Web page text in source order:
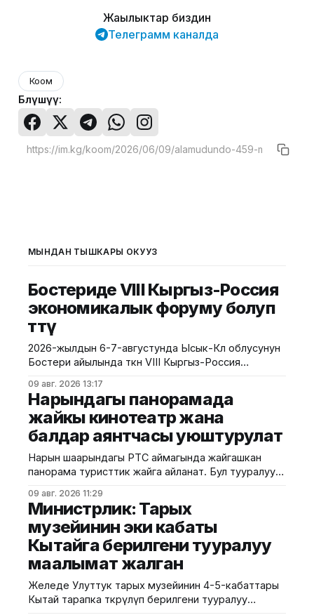
Жаңылыктар биздин
Телеграмм каналда
Коом
Бөлүшүү:
МЫНДАН ТЫШКАРЫ ОКУҢУЗ
Бостериде VIII Кыргыз-Россия
экономикалык форуму болуп
өттү
2026-жылдын 6-7-августунда Ысык-Көл облусунун
Бостери айылында өткөн VIII Кыргыз-Россия
өкмөттөр аралык кеңешинин жыйынынын алкагында
уюштурулуп, ага Кыргызстан менен Россиянын
мамлекеттик органдарынын, бизнес
ишканаларынын, өнүктүрүү институттарынын жана
эксперттик коомчулуктун өкүлдөрү катышты.
Форумдун биринчи күнүнүн жыйынтыгында бир
катар келишимдерге кол
09 авг. 2026 13:17
Нарындагы панорамада
жайкы кинотеатр жана
балдар аянтчасы уюштурулат
Нарын шаарындагы РТС аймагында жайгашкан
панорама туристтик жайга айланат. Бул тууралуу
ылайык, Нарындын мэри Жылдызбек Беккелдиев
"Сапат курулуш" ЖЧКсынын жетекчиси Валихан
Жолбулаков менен жолугушуп, алдыдагы иштерди
талкуулады. Долбоор сынак шартында жеке
ишкерге пайдаланууга берилип, аймакта жайкы
кинотеатр, сүрөт бурчу, балдар үчүн оюн аянтчасы
жана
09 авг. 2026 11:29
Министрлик: Тарых
музейинин эки кабаты
Кытайга берилгени тууралуу
маалымат жалган
Желеде Улуттук тарых музейинин 4-5-кабаттары
Кытай тарапка өткөрүлүп берилгени тууралуу